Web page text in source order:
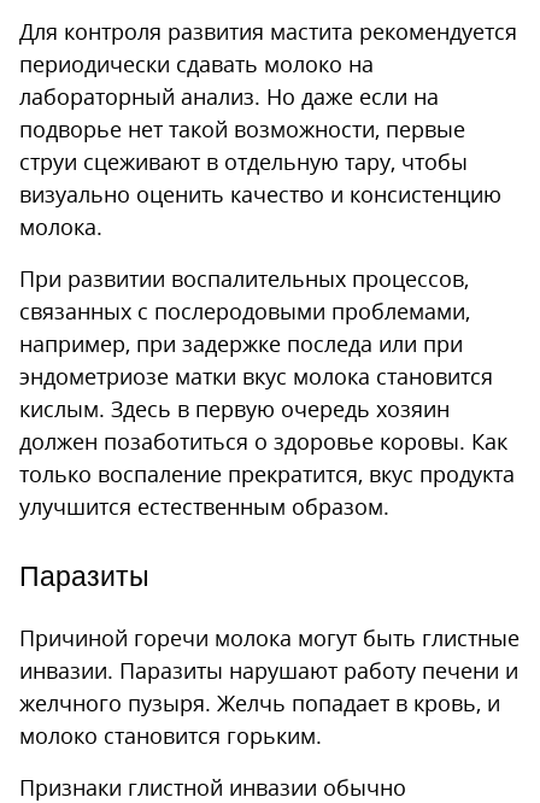
Для контроля развития мастита рекомендуется
периодически сдавать молоко на
лабораторный анализ. Но даже если на
подворье нет такой возможности, первые
струи сцеживают в отдельную тару, чтобы
визуально оценить качество и консистенцию
молока.
При развитии воспалительных процессов,
связанных с послеродовыми проблемами,
например, при задержке последа или при
эндометриозе матки вкус молока становится
кислым. Здесь в первую очередь хозяин
должен позаботиться о здоровье коровы. Как
только воспаление прекратится, вкус продукта
улучшится естественным образом.
Паразиты
Причиной горечи молока могут быть глистные
инвазии. Паразиты нарушают работу печени и
желчного пузыря. Желчь попадает в кровь, и
молоко становится горьким.
Признаки глистной инвазии обычно